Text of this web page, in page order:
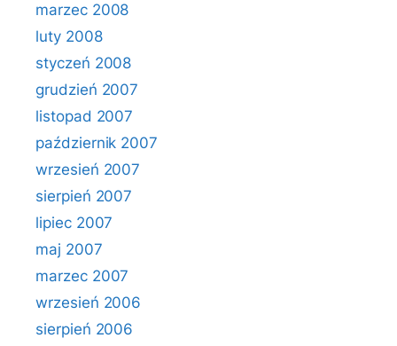
marzec 2008
luty 2008
styczeń 2008
grudzień 2007
listopad 2007
październik 2007
wrzesień 2007
sierpień 2007
lipiec 2007
maj 2007
marzec 2007
wrzesień 2006
sierpień 2006